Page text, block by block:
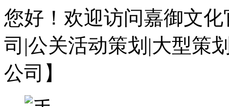
您好！欢迎访问嘉御文
司|公关活动策划|大型策
公司】